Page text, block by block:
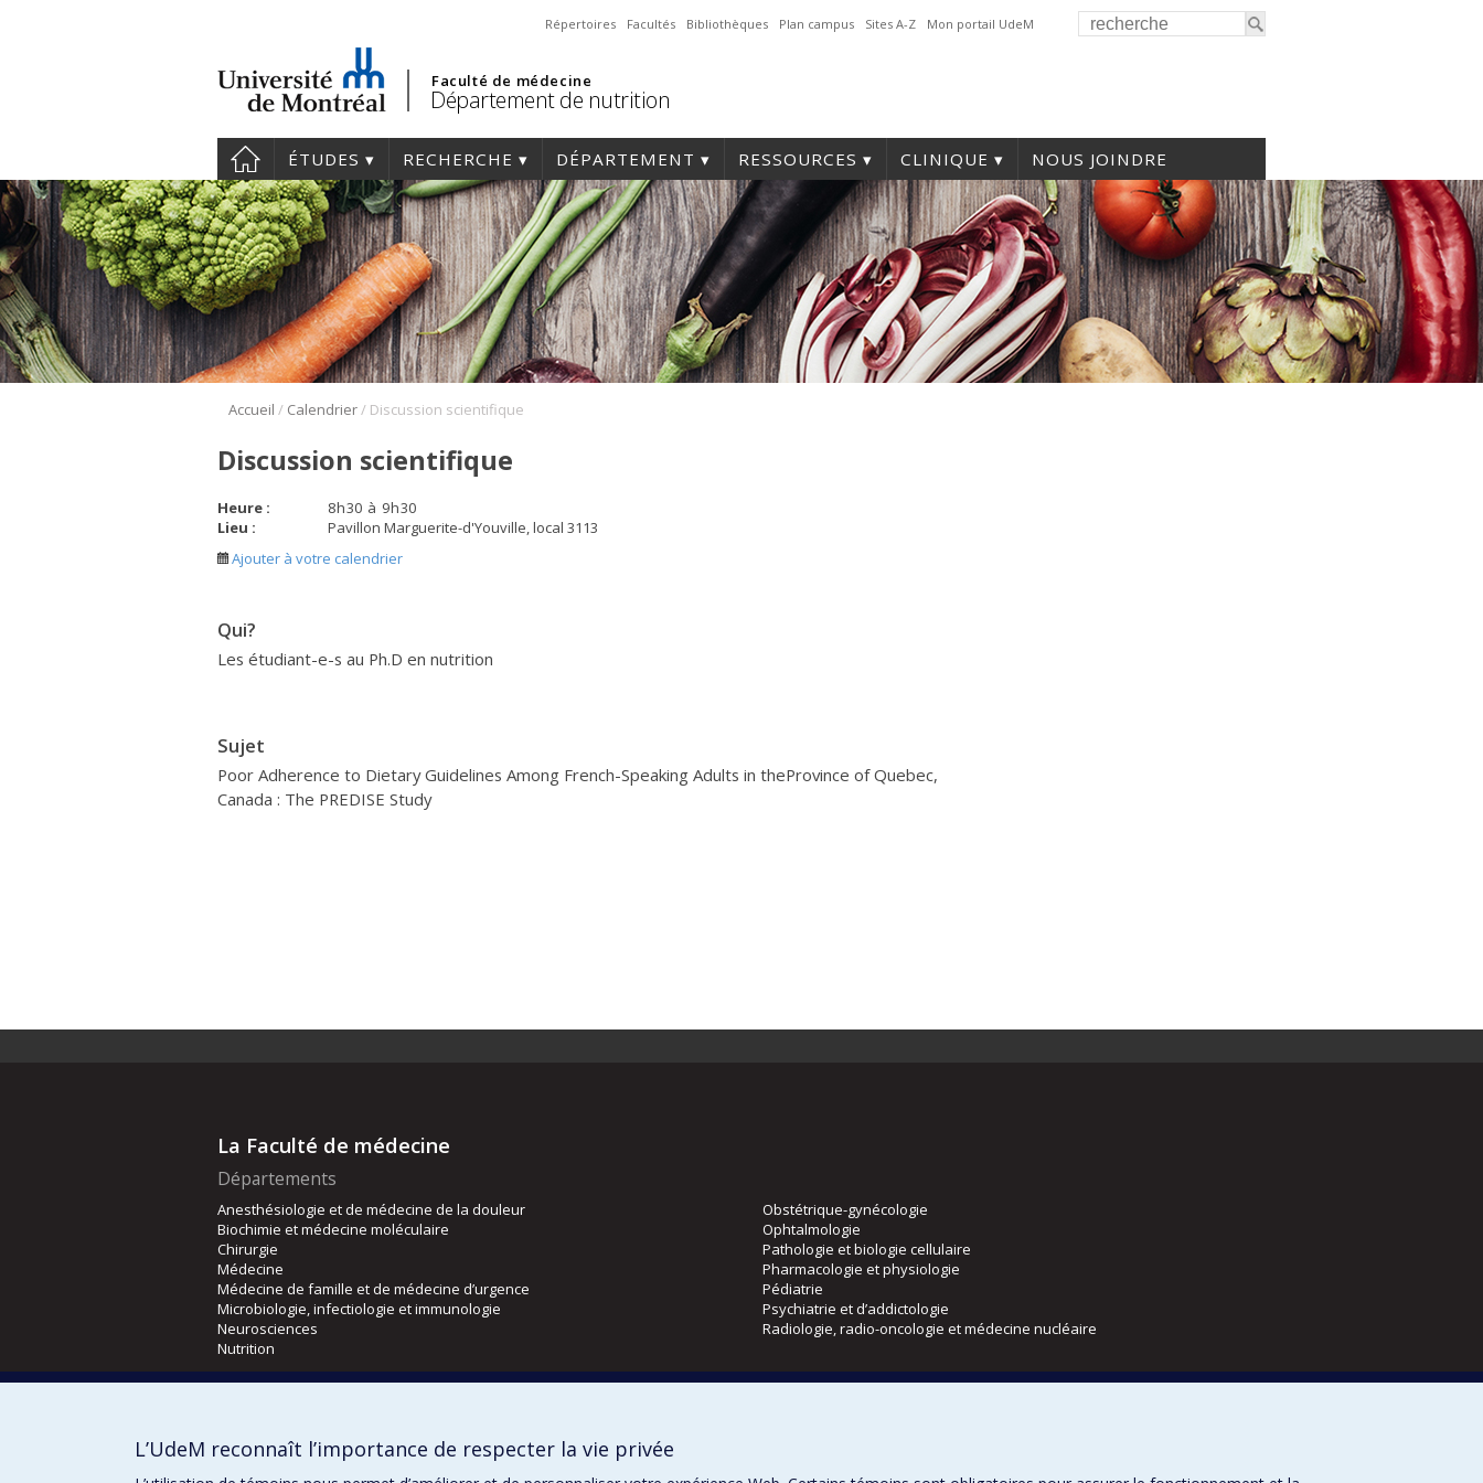
Répertoires Facultés Bibliothèques Plan campus Sites A-Z Mon portail UdeM
Faculté de médecine
Département de nutrition
ÉTUDES RECHERCHE DÉPARTEMENT RESSOURCES CLINIQUE NOUS JOINDRE
Accueil / Calendrier/ Discussion scientifique
Discussion scientifique
Heure : 8h30 à 9h30
Lieu :
Pavillon Marguerite-d'Youville, local 3113
Ajouter à votre calendrier
Qui?
Les étudiant-e-s au Ph.D en nutrition
Sujet
Poor Adherence to Dietary Guidelines Among French-Speaking Adults in theProvince of Quebec,
Canada : The PREDISE Study
La Faculté de médecine
Départements
Anesthésiologie et de médecine de la douleur
Biochimie et médecine moléculaire
Chirurgie
Médecine
Médecine de famille et de médecine d’urgence
Microbiologie, infectiologie et immunologie
Neurosciences
Nutrition
Obstétrique-gynécologie
Ophtalmologie
Pathologie et biologie cellulaire
Pharmacologie et physiologie
Pédiatrie
Psychiatrie et d’addictologie
Radiologie, radio-oncologie et médecine nucléaire
Orthophonie et audiologie
L’UdeM reconnaît l’importance de respecter la vie privée